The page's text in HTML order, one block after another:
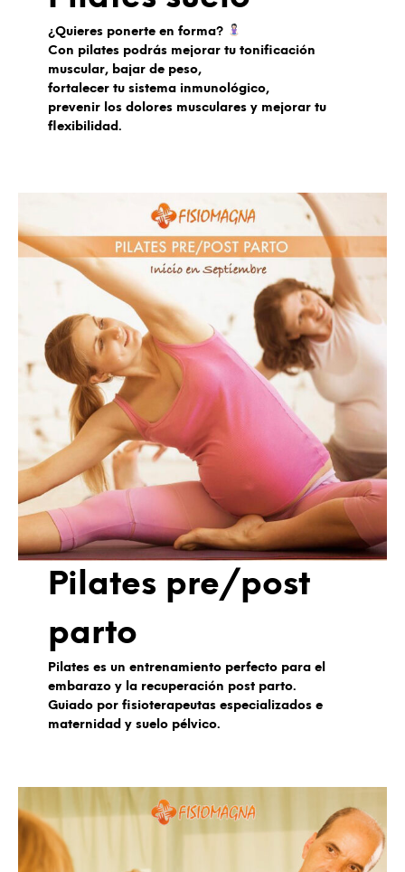
¿Quieres ponerte en forma?
Con pilates podrás mejorar tu tonificación
muscular, bajar de peso,
fortalecer tu sistema inmunológico,
prevenir los dolores musculares y mejorar tu
flexibilidad.
Pilates pre/post
parto
Pilateses un entrenamiento perfecto parael
embarazoy la recuperación post parto.
Guiado por fisioterapeutas especializados e
maternidad y suelo pélvico.